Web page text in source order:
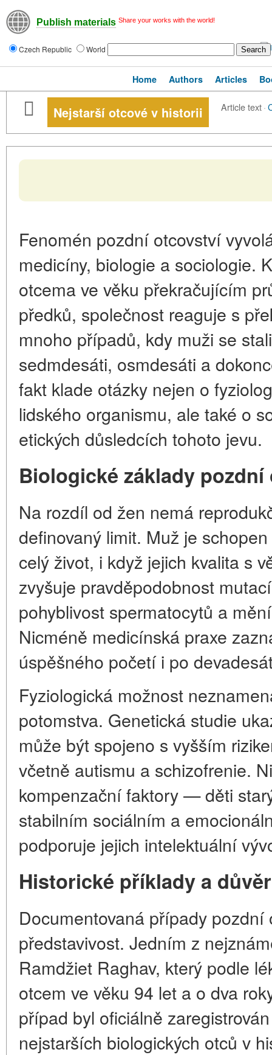
Publish materials Share your works with the world!
Czech Republic World
Home Authors Articles
Nejstarší otcové v historii Article text·
Fenomén pozdní otcovství
medicíny, biologie a sociologie.
otcema ve věku překračujícím
předků, společnost reaguje s
mnoho případů, kdy muži se
sedmdesáti, osmdesáti a
fakt klade otázky nejen o
lidského organismu, ale také o
etických důsledcích tohoto jevu.
Biologické základy
Na rozdíl od žen nemá
definovaný limit. Muž je
celý život, i když jejich kvalita s
zvyšuje pravděpodobnost
pohyblivost spermatocytů a
Nicméně medicínská praxe
úspěšného početí i po
Fyziologická možnost
potomstva. Genetická studie
může být spojeno s vyšším
včetně autismu a schizofrenie.
kompenzační faktory — děti
stabilním sociálním a
podporuje jejich intelektuální
Historické příklady a
Documentovaná případy pozdní
představivost. Jedním z
Ramdžiet Raghav, který podle
otcem ve věku 94 let a o dva
případ byl oficiálně
nejstarších biologických otců v